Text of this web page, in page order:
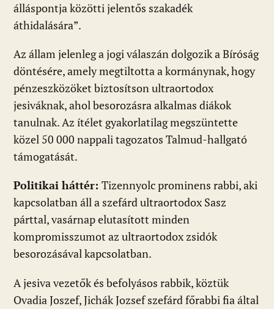
álláspontja közötti jelentős szakadék
áthidalására”.
Az állam jelenleg a jogi válaszán dolgozik a Bíróság
döntésére, amely megtiltotta a kormánynak, hogy
pénzeszközöket biztosítson ultraortodox
jesiváknak, ahol besorozásra alkalmas diákok
tanulnak. Az ítélet gyakorlatilag megszüntette
közel 50 000 nappali tagozatos Talmud-hallgató
támogatását.
Politikai háttér: Tizennyolc prominens rabbi, aki
kapcsolatban áll a szefárd ultraortodox Sasz
párttal, vasárnap elutasított minden
kompromisszumot az ultraortodox zsidók
besorozásával kapcsolatban.
A jesiva vezetők és befolyásos rabbik, köztük
Ovadia Joszef, Jichák Jozsef szefárd főrabbi fia által